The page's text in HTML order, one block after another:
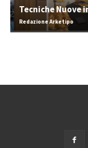
Tecniche Nuove
Redazione Arketipo